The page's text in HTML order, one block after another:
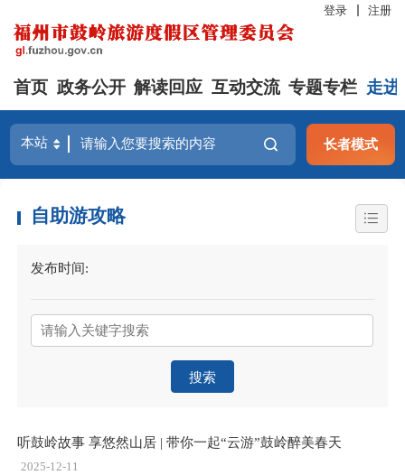
登录 注册
首页 政务公开 解读回应 互动交流 专题专栏 走进
长者模式
自助游攻略
发布时间:
搜索
听鼓岭故事 享悠然山居 | 带你一起“云游”鼓岭醉美春天
2025-12-11